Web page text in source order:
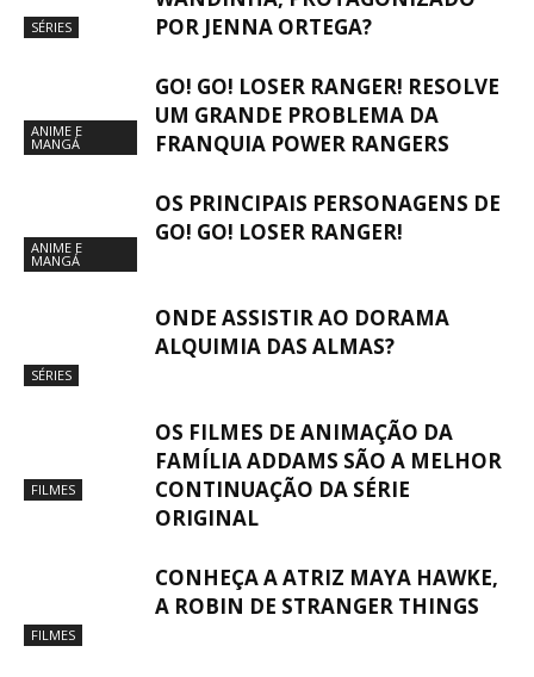
SÉRIES
POR JENNA ORTEGA?
ANIME E
MANGÁ
GO! GO! LOSER RANGER! RESOLVE
UM GRANDE PROBLEMA DA
FRANQUIA POWER RANGERS
ANIME E
MANGÁ
OS PRINCIPAIS PERSONAGENS DE
GO! GO! LOSER RANGER!
SÉRIES
ONDE ASSISTIR AO DORAMA
ALQUIMIA DAS ALMAS?
FILMES
OS FILMES DE ANIMAÇÃO DA
FAMÍLIA ADDAMS SÃO A MELHOR
CONTINUAÇÃO DA SÉRIE
ORIGINAL
FILMES
CONHEÇA A ATRIZ MAYA HAWKE,
A ROBIN DE STRANGER THINGS